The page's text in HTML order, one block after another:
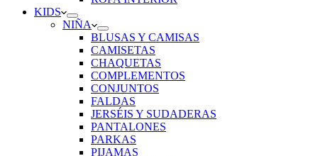
KIDS
NIÑA
BLUSAS Y CAMISAS
CAMISETAS
CHAQUETAS
COMPLEMENTOS
CONJUNTOS
FALDAS
JERSÉIS Y SUDADERAS
PANTALONES
PARKAS
PIJAMAS